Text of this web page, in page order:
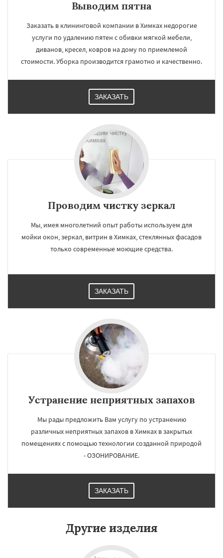
Выводим пятна
Заказать в клининговой компании в Химках недорогие
услуги по удалению пятен с обивки мягкой мебели,
диванов, кресел, ковров на дому по приемлемой
стоимости. Уборка производится грамотно и качественно.
ЗАКАЗАТЬ
Проводим чистку зеркал
Мы, имея многолетний опыт работы используем для
мойки окон, зеркал, витрин в Химках, стеклянных фасадов
только современные моющие средства.
ЗАКАЗАТЬ
Устранение неприятных запахов
Мы рады предложить Вам услугу по устранению
различных неприятных запахов в Химках в закрытых
помещениях с помощью технологии созданной природой
- ОЗОНИРОВАНИЕ.
ЗАКАЗАТЬ
Другие изделия